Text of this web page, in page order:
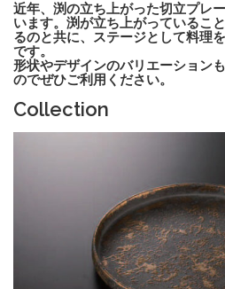
近年、渕の立ち上がった切立プレ
います。渕が立ち上がっているこ
るのと共に、ステージとして料理
です。
形状やデザインのバリエーション
のでぜひご利用ください。
Collection